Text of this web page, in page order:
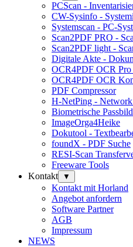
PCScan -
CW-Sysinfo -
Systemscan - PC-
Scan2PDF PRO -
Scan2PDF light -
Digitale Akte -
OCR4PDF OCR Pro
OCR4PDF OCR
PDF Compressor
H-NetPing - Network
Biometrische
ImageOrga4Heike
Dokutool -
foundX - PDF Suche
RESI-Scan
Freeware Tools
Kontakt
▼
Kontakt mit Horland
Angebot anfordern
Software Partner
AGB
Impressum
NEWS